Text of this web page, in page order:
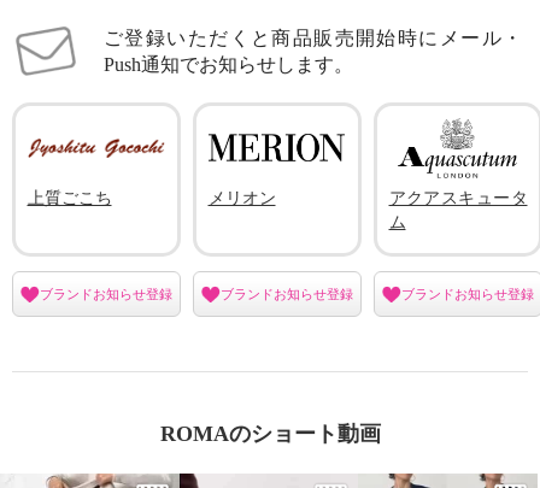
ご登録いただくと商品販売開始時にメール・
Push通知でお知らせします。
上質ごこち
ブランドお知らせ登録
メリオン
ブランドお知らせ登録
アクアスキュータ
ム
ブランドお知らせ登録
ROMAのショート動画